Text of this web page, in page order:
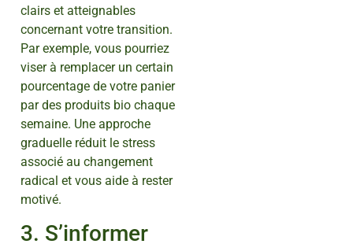
clairs et atteignables
concernant votre transition.
Par exemple, vous pourriez
viser à remplacer un certain
pourcentage de votre panier
par des produits bio chaque
semaine. Une approche
graduelle réduit le stress
associé au changement
radical et vous aide à rester
motivé.
3. S’informer